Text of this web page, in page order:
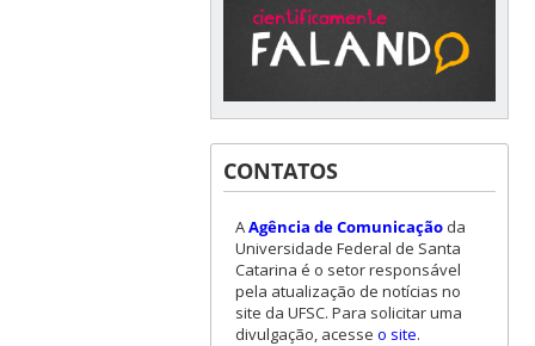
CONTATOS
AAgência de Comunicaçãoda
Universidade Federal de Santa
Catarina é o setor responsável
pela atualização de notícias no
site da UFSC. Para solicitar uma
divulgação, acesse o site.